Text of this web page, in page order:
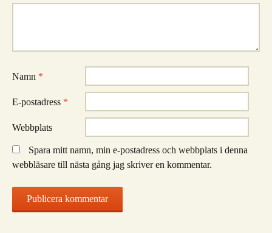
Namn *
E-postadress *
Webbplats
Spara mitt namn, min e-postadress och webbplats i denna
webbläsare till nästa gång jag skriver en kommentar.